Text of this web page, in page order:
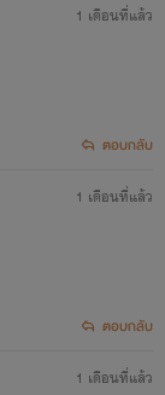
1 เดือนที่แล้ว
ตอบกลับ
1 เดือนที่แล้ว
ตอบกลับ
1 เดือนที่แล้ว